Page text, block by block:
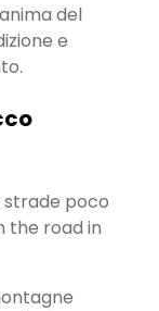
del
e
strade poco
the road in